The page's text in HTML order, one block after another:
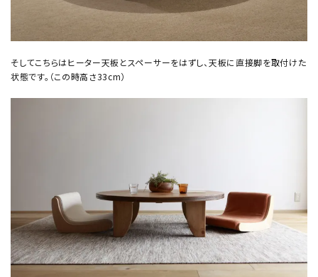
そしてこちらはヒーター天板とスペーサーをはずし、天板に直接脚を取付けた
状態です。（この時高さ33cm）